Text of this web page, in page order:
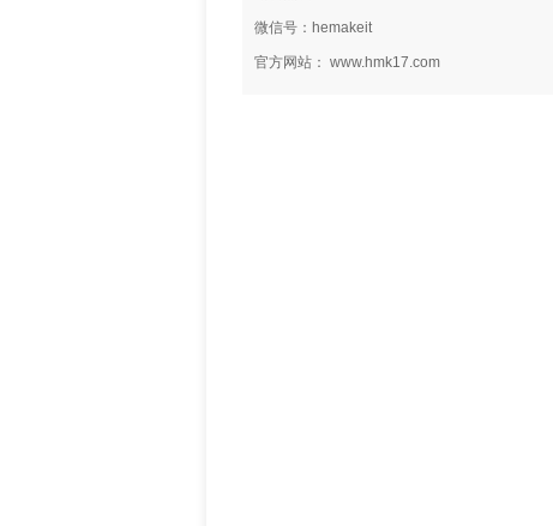
微信号：hemakeit
官方网站： www.hmk17.com